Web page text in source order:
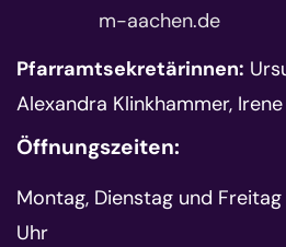
m-aachen.de
Pfarramtsekretärinnen:
Alexandra Klinkhammer,
Öffnungszeiten:
Montag, Dienstag und
Uhr